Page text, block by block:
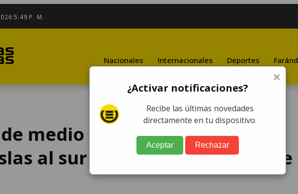
5:49 P. M.
Nacionales Internacionales Deportes
medio metro de altura
al sur de Tokio tras sismo de
×
¿Activar notificaciones?
Recibe las últimas novedades
directamente en tu dispositivo.
Aceptar Rechazar